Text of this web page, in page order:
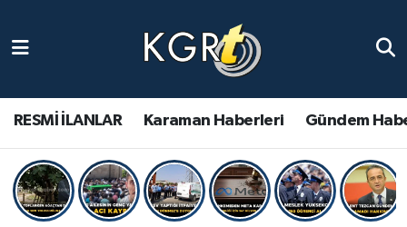
RESMİ İLANLAR Karaman Haberleri Gündem
Gündem Haberleri
Güncel Haberler
Spor Haberleri